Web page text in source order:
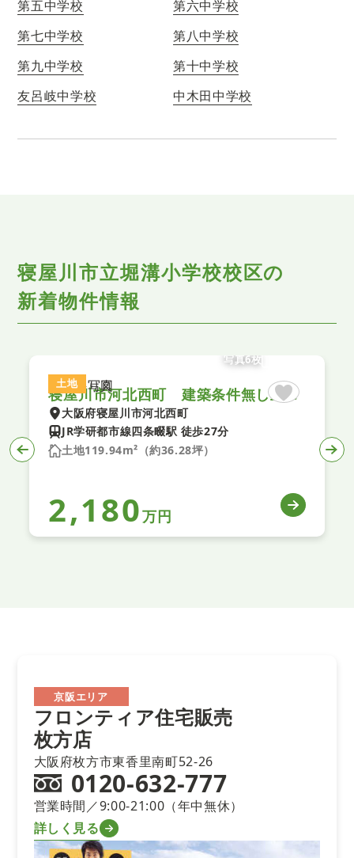
第五中学校
第六中学校
第七中学校
第八中学校
第九中学校
第十中学校
友呂岐中学校
中木田中学校
寝屋川市立堀溝小学校校区の
新着物件情報
土地
写真6枚
寝屋川市河北西町 建築条件無し土地 B号地
大阪府寝屋川市河北西町
JR学研都市線四条畷駅 徒歩27分
土地119.94m²（約36.28坪）
2,180万円
京阪エリア
フロンティア住宅販売
枚方店
大阪府枚方市東香里南町52-26
0120-632-777
営業時間／9:00-21:00（年中無休）
詳しく見る